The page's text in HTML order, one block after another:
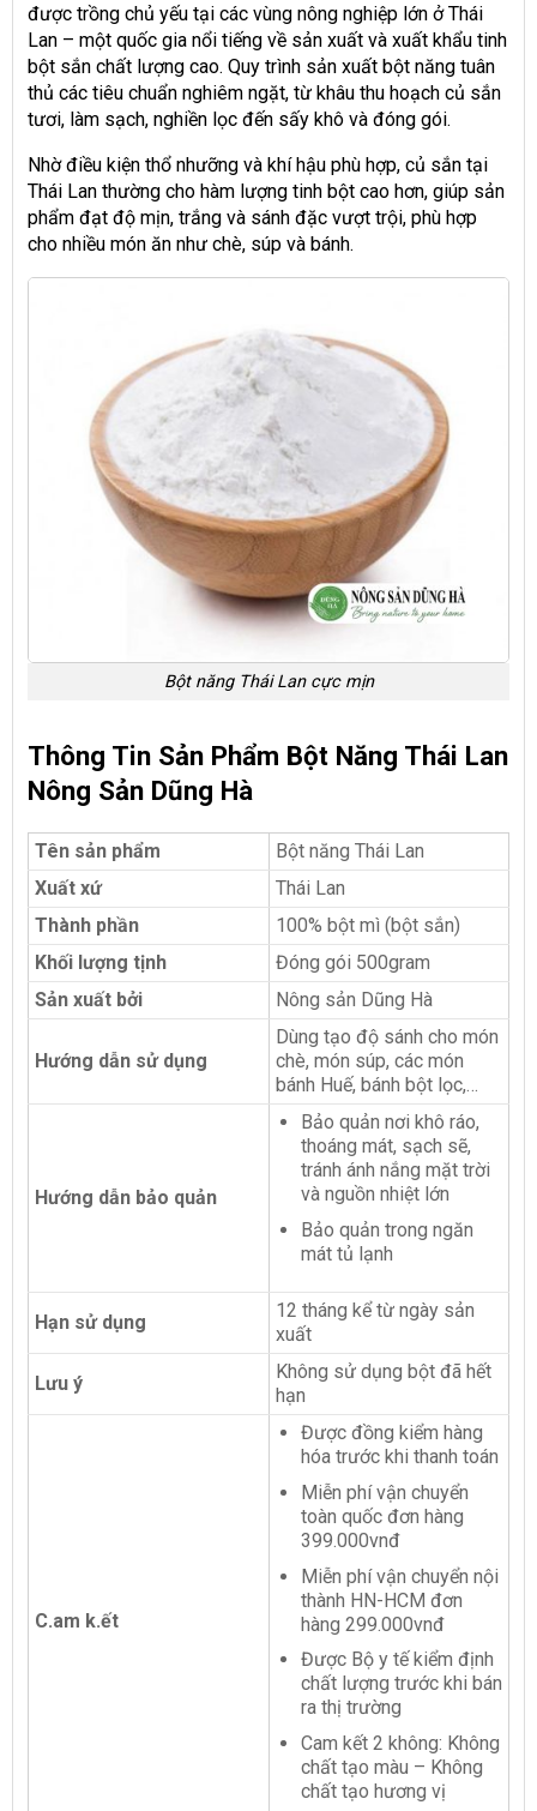
được trồng chủ yếu tại các vùng nông nghiệp lớn ở Thái
Lan – một quốc gia nổi tiếng về sản xuất và xuất khẩu tinh
bột sắn chất lượng cao. Quy trình sản xuất bột năng tuân
thủ các tiêu chuẩn nghiêm ngặt, từ khâu thu hoạch củ sắn
tươi, làm sạch, nghiền lọc đến sấy khô và đóng gói.
Nhờ điều kiện thổ nhưỡng và khí hậu phù hợp, củ sắn tại
Thái Lan thường cho hàm lượng tinh bột cao hơn, giúp sản
phẩm đạt độ mịn, trắng và sánh đặc vượt trội, phù hợp
cho nhiều món ăn như chè, súp và bánh.
Bột năng Thái Lan cực mịn
Thông Tin Sản Phẩm Bột Năng Thái Lan
Nông Sản Dũng Hà
Tên sản phẩm
Bột năng Thái Lan
Xuất xứ
Thái Lan
Thành phần
100% bột mì (bột sắn)
Khối lượng tịnh
Đóng gói 500gram
Sản xuất bởi
Nông sản Dũng Hà
Hướng dẫn sử dụng
Dùng tạo độ sánh cho món
chè, món súp, các món
bánh Huế, bánh bột lọc,…
Hướng dẫn bảo quản
Bảo quản nơi khô ráo,
thoáng mát, sạch sẽ,
tránh ánh nắng mặt trời
và nguồn nhiệt lớn
Bảo quản trong ngăn
mát tủ lạnh
Hạn sử dụng
12 tháng kể từ ngày sản
xuất
Lưu ý
Không sử dụng bột đã hết
hạn
C.am k.ết
Được đồng kiểm hàng
hóa trước khi thanh toán
Miễn phí vận chuyển
toàn quốc đơn hàng
399.000vnđ
Miễn phí vận chuyển nội
thành HN-HCM đơn
hàng 299.000vnđ
Được Bộ y tế kiểm định
chất lượng trước khi bán
ra thị trường
Cam kết 2 không: Không
chất tạo màu – Không
chất tạo hương vị